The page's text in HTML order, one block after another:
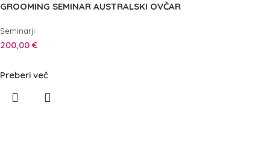
GROOMING SEMINAR AUSTRALSKI OVČAR
Seminarji
200,00 €
Preberi več